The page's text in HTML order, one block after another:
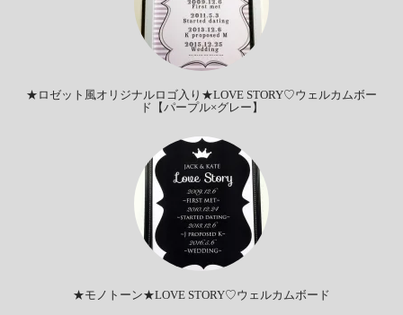
★ロゼット風オリジナルロゴ入り★LOVE STORY♡ウェルカムボー
ド【パープル×グレー】
★モノトーン★LOVE STORY♡ウェルカムボード